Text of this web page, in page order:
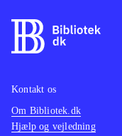
Kontakt os
Om Bibliotek.dk
Hjælp og vejledning